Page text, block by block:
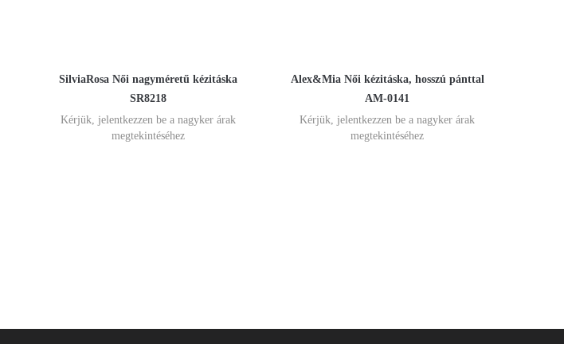
SilviaRosa Női nagyméretű kézitáska
SR8218
Kérjük, jelentkezzen be a nagyker árak
megtekintéséhez
Alex&Mia Női kézitáska, hosszú pánttal
AM-0141
Kérjük, jelentkezzen be a nagyker árak
megtekintéséhez